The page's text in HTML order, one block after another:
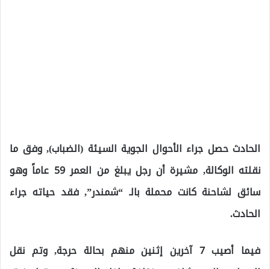
الحادث حصل جراء الأحوال الجوية السيئة (الضباب), وفق ما
نقلته الوكالة, مشيرة أن رجل يبلغ من العمر 59 عاماً وهو
سائق لشاحنة كانت محملة بالـ “شمندر”, فقد حياته جراء
الحادث.
فيما أصيب 7 آخرين إثنين منهم بحالة حرجة, وتم نقل